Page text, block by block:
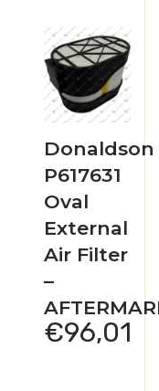
Donaldson
P617631
Oval
External
Air Filter
–
€96,01